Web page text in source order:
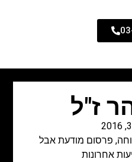
ז"ל
, פרסום מודעת אבל
אחרונות